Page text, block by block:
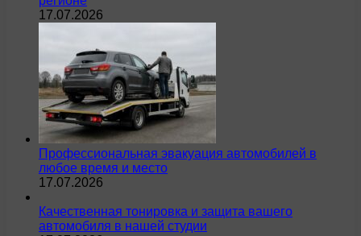
17.07.2026
Профессиональная эвакуация автомобилей в
любое время и место
17.07.2026
Качественная тонировка и защита вашего
автомобиля в нашей студии